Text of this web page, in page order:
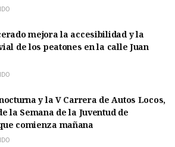
mejora la accesibilidad y la
de los peatones en la calle Juan
y la V Carrera de Autos Locos,
la Semana de la Juventud de
comienza mañana